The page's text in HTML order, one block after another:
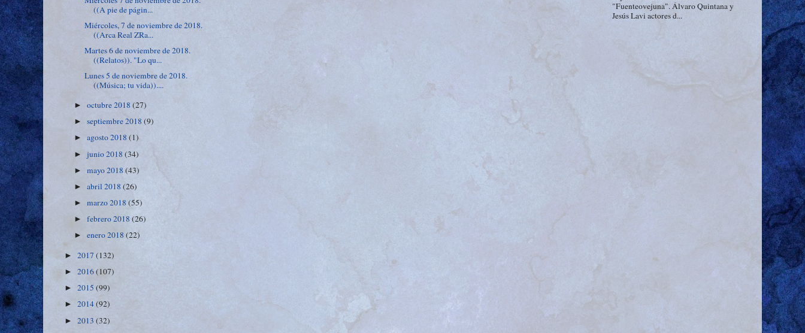
((A pie de págin...
Miércoles, 7 de noviembre de 2018.
((Arca Real ZRa...
Martes 6 de noviembre de 2018.
((Relatos)). "Lo qu...
Lunes 5 de noviembre de 2018.
((Música; tu vida))....
►octubre 2018(27)
►septiembre 2018(9)
►agosto 2018(1)
►junio 2018(34)
►mayo 2018(43)
►abril 2018(26)
►marzo 2018(55)
►febrero 2018(26)
►enero 2018(22)
► 2017 (132)
► 2016(107)
► 2015 (99)
► 2014(92)
► 2013 (32)
"Fuenteovejuna". Álvaro Quintana y
Jesús Lavi actores d...